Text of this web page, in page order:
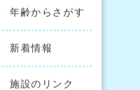
年齢からさがす
新着情報
施設のリンク